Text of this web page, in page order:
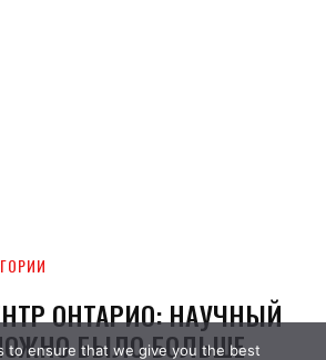
to ensure that we give you the best